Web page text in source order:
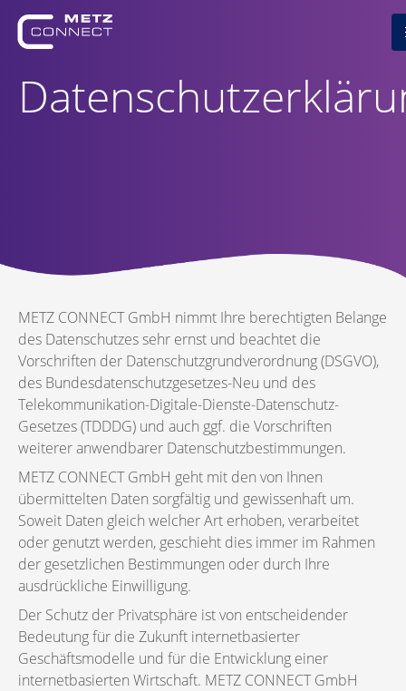
METZ CONNECT GmbH nimmt Ihre berechtigten Belange
des Datenschutzes sehr ernst und beachtet die
Vorschriften der Datenschutzgrundverordnung (DSGVO),
des Bundesdatenschutzgesetzes-Neu und des
Telekommunikation-Digitale-Dienste-Datenschutz-
Gesetzes (TDDDG) und auch ggf. die Vorschriften
weiterer anwendbarer Datenschutzbestimmungen.
METZ CONNECT GmbH geht mit den von Ihnen
übermittelten Daten sorgfältig und gewissenhaft um.
Soweit Daten gleich welcher Art erhoben, verarbeitet
oder genutzt werden, geschieht dies immer im Rahmen
der gesetzlichen Bestimmungen oder durch Ihre
ausdrückliche Einwilligung.
Der Schutz der Privatsphäre ist von entscheidender
Bedeutung für die Zukunft internetbasierter
Geschäftsmodelle und für die Entwicklung einer
internetbasierten Wirtschaft. METZ CONNECT GmbH